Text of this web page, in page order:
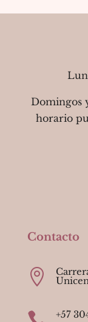
Domingos
horario
Contacto

+57